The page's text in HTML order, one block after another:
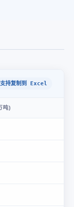
支持复制到 Excel
吨)